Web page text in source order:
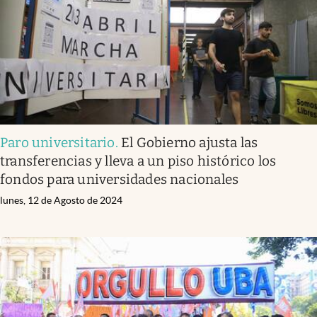
Paro universitario. El Gobierno ajusta las
transferencias y lleva a un piso histórico los
fondos para universidades nacionales
lunes, 12 de Agosto de 2024